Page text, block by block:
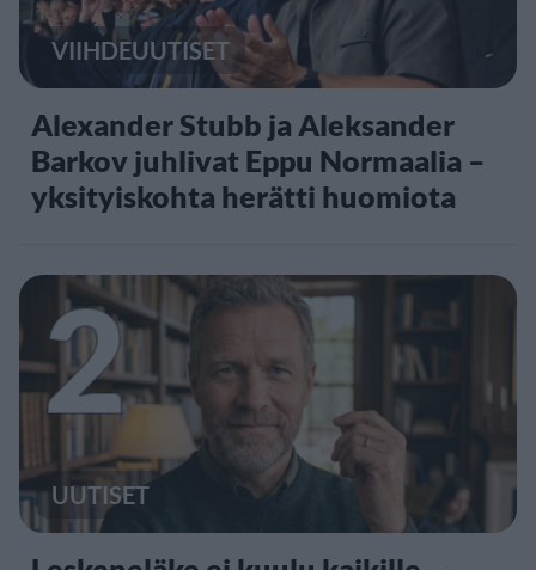
VIIHDEUUTISET
Alexander Stubb ja Aleksander
Barkov juhlivat Eppu Normaalia –
yksityiskohta herätti huomiota
2
UUTISET